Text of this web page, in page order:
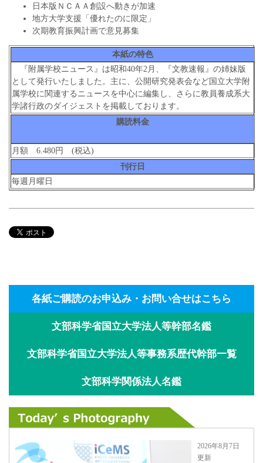
日本版ＮＣＡＡ創設へ動きが加速
地方大学支援「優れたのに限定」
次期教育振興計画で意見募集
本紙の特色
『附属学校ニュース』は昭和40年2月、『文教速報』の姉妹版
として発行いたしました。主に、公開研究発表会など国立大学附
属学校に関連するニュースを中心に編集し、さらに教員養成系大
学諸行政のダイジェストを掲載しております。
購読料金
月額 6.480円 (税込)
刊行日
毎週月曜日
各紙ご購読のお申込み・お問い合せはこちら
文部科学省国立大学法人等幹部名鑑
文部科学省国立大学法人等事務系歴代幹部一覧
文部科学関係法人名鑑
2026年8月7日
更新